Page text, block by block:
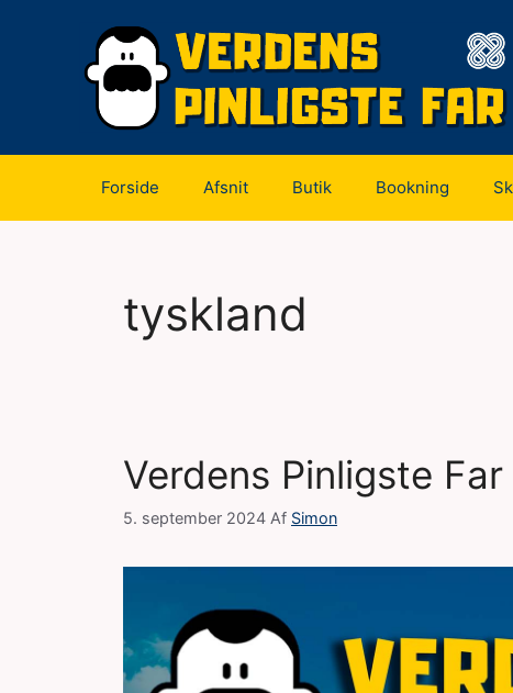
Forside Afsnit Butik Bookning
tyskland
Verdens Pinligste
5. september 2024 Af Simon